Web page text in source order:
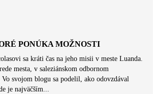
PONÚKA MOŽNOSTI
sa kráti čas na jeho misii v meste Luanda.
mesta, v saleziánskom odbornom
Vo svojom blogu sa podelil, ako odovzdával
je najväčším...